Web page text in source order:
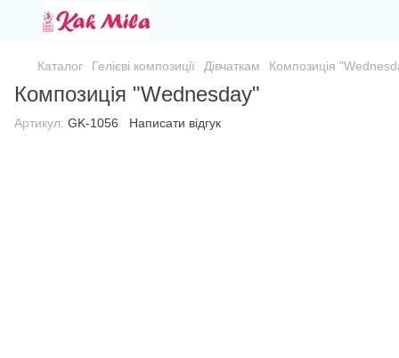
Каталог Гелієві композиції Дівчаткам Композиція
Композиція "Wednesday"
Артикул: GK-1056 Написати відгук